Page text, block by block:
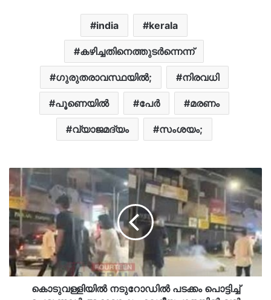
india kerala
കഴിച്ചതിനെത്തുടർന്നെന്ന്
ഗുരുതരാവസ്ഥയിൽ; നിരവധി
പൂണെയിൽ പേർ മരണം
വ്യാജമദ്യം സംശയം;
കൊടുവള്ളിയിൽ നടുറോഡിൽ പടക്കം പൊട്ടിച്ച്